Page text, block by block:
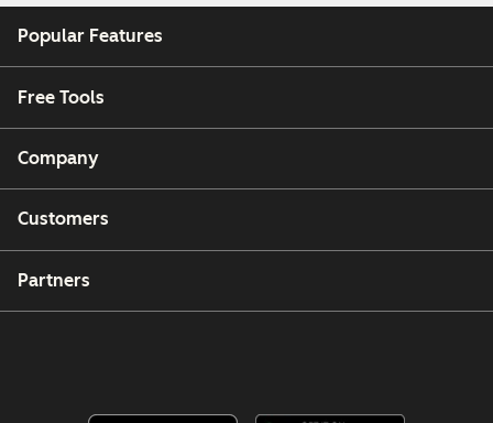
Popular Features
Free Tools
Company
Customers
Partners